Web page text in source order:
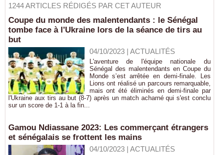
1244 ARTICLES RÉDIGÉS PAR CET AUTEUR
Coupe du monde des malentendants : le Sénégal
tombe face à l'Ukraine lors de la séance de tirs au
but
04/10/2023| ACTUALITÉS
L'aventure de l'équipe nationale du
Sénégal des malentendants en Coupe du
Monde s’est arrêtée en demi-finale. Les
Lions ont réalisé un parcours remarquable,
mais ont été éliminés en demi-finale par
l'Ukraine aux tirs au but (8-7) après un match acharné qui s'est conclu
sur un score de 1-1 à la fin...
Gamou Ndiassane 2023: Les commerçant étrangers
et sénégalais se frottent les mains
04/10/2023| ACTUALITÉS